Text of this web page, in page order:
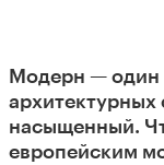
Модерн —
архитектурных
насыщенный.
европейским